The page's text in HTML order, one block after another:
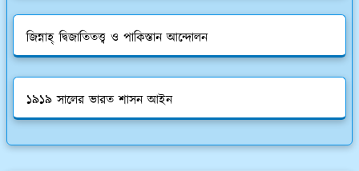
জিন্নাহ্ দ্বিজাতিতত্ত্ব ও পাকিস্তান আন্দোলন
১৯১৯ সালের ভারত শাসন আইন